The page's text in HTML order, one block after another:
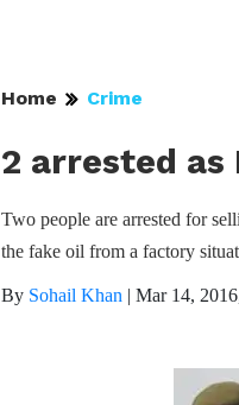
Home Crime
2 arrested as
Two people are arrested for
the fake oil from a factory
By Sohail Khan | Mar 14,